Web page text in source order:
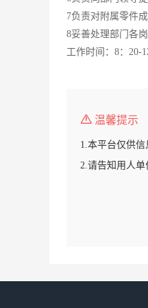
7负责对附属零件
8妥善处理部门各
工作时间：8：20-
温馨提示
1.本平台仅供信
2.请告知用人单